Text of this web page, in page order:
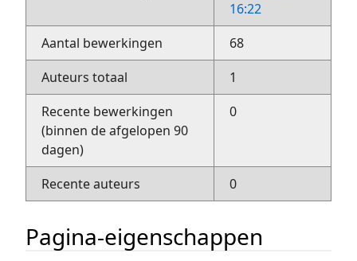
16:22
Aantal bewerkingen
68
Auteurs totaal
1
Recente bewerkingen
(binnen de afgelopen 90
dagen)
0
Recente auteurs 0
Pagina-eigenschappen